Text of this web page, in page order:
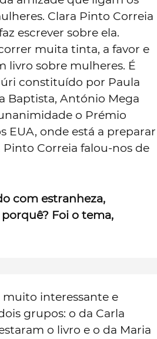
Clara Pinto Correia
escrever sobre ela.
muita tinta, a favor e
livro sobre mulheres. É
constituído por Paula
Baptista, António Mega
o Prémio
EUA, onde está a preparar
Correia falou-nos de
com estranheza,
Foi o tema,
muito interessante e
grupos: o da Carla
o livro e o da Maria